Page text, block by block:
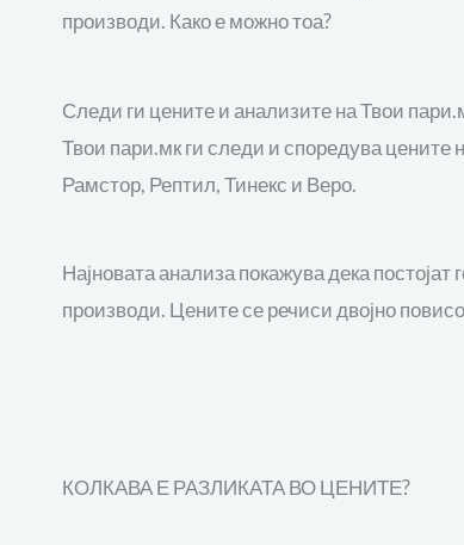
производи. Како е можно тоа?
Следи ги цените и анализите на Твои
Твои пари.мк ги следи и споредува цените
Рамстор, Рептил, Тинекс и Веро.
Најновата анализа покажува дека
производи. Цените се речиси двојно
КОЛКАВА Е РАЗЛИКАТА ВО ЦЕНИТЕ?